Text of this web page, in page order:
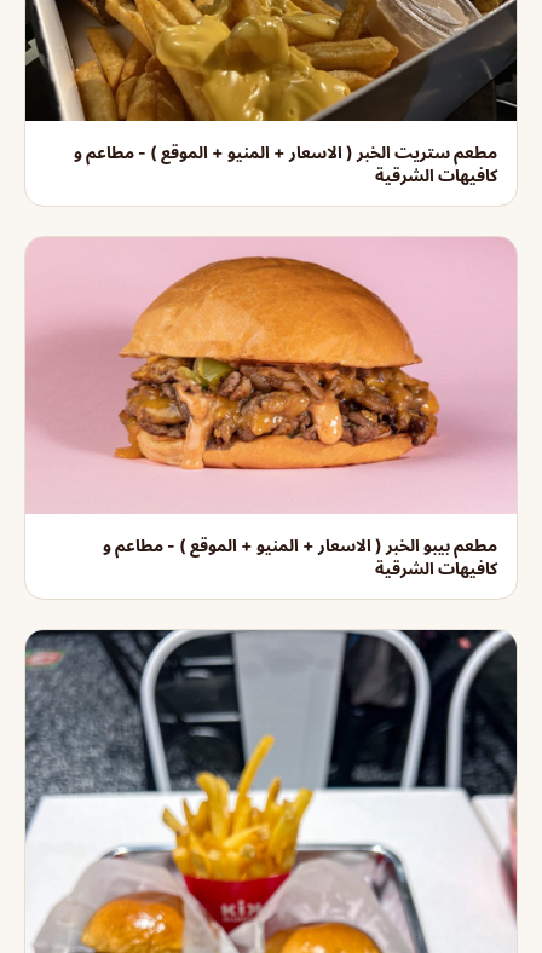
مطعم ستريت الخبر ( الاسعار + المنيو + الموقع ) - مطاعم و
كافيهات الشرقية
مطعم بيبو الخبر ( الاسعار + المنيو + الموقع ) - مطاعم و
كافيهات الشرقية